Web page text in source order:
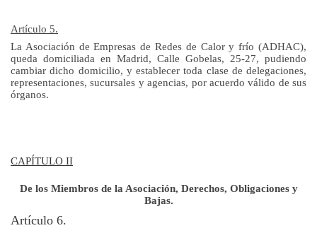
Artículo 5.
La Asociación de Empresas de Redes de Calor y frío (ADHAC),
queda domiciliada en Madrid, Calle Gobelas, 25-27, pudiendo
cambiar dicho domicilio, y establecer toda clase de delegaciones,
representaciones, sucursales y agencias, por acuerdo válido de sus
órganos.
CAPÍTULO II
De los Miembros de la Asociación, Derechos, Obligaciones y
Bajas.
Artículo 6.